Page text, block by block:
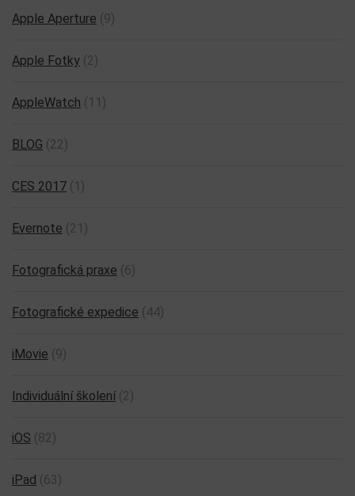
Apple Aperture (9)
Apple Fotky (2)
AppleWatch (11)
BLOG (22)
CES 2017 (1)
Evernote (21)
Fotografická praxe (6)
Fotografické expedice (44)
iMovie (9)
Individuální školení (2)
iOS (82)
iPad (63)